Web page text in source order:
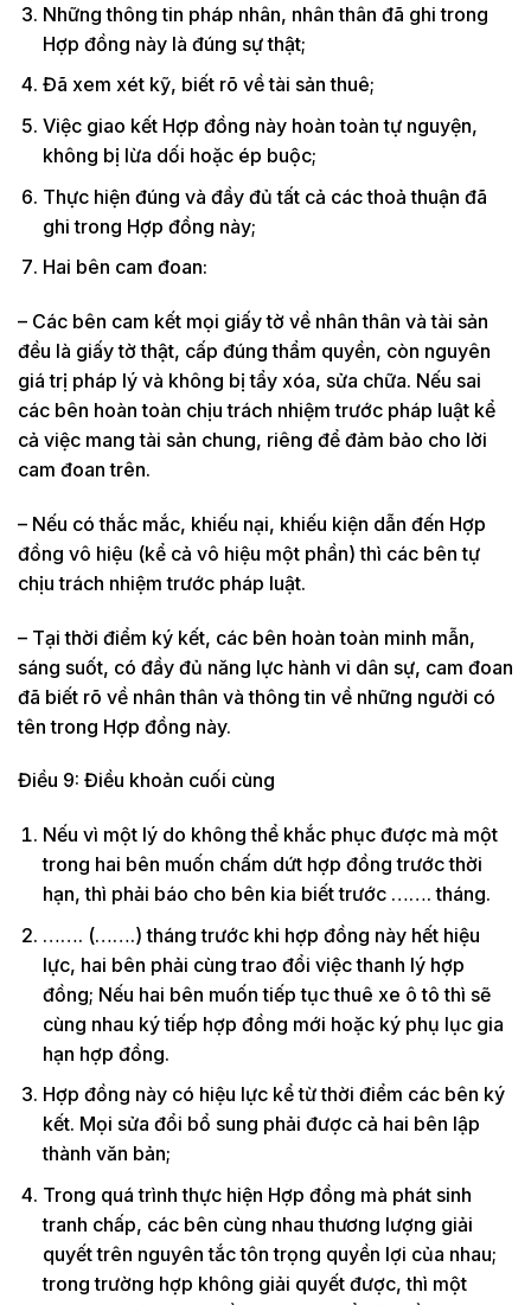
Những thông tin pháp nhân, nhân thân đã ghi trong
Hợp đồng này là đúng sự thật;
Đã xem xét kỹ, biết rõ về tài sản thuê;
Việc giao kết Hợp đồng này hoàn toàn tự nguyện,
không bị lừa dối hoặc ép buộc;
Thực hiện đúng và đầy đủ tất cả các thoả thuận đã
ghi trong Hợp đồng này;
Hai bên cam đoan:
– Các bên cam kết mọi giấy tờ về nhân thân và tài sản
đều là giấy tờ thật, cấp đúng thẩm quyền, còn nguyên
giá trị pháp lý và không bị tẩy xóa, sửa chữa. Nếu sai
các bên hoàn toàn chịu trách nhiệm trước pháp luật kể
cả việc mang tài sản chung, riêng để đảm bảo cho lời
cam đoan trên.
– Nếu có thắc mắc, khiếu nại, khiếu kiện dẫn đến Hợp
đồng vô hiệu (kể cả vô hiệu một phần) thì các bên tự
chịu trách nhiệm trước pháp luật.
– Tại thời điểm ký kết, các bên hoàn toàn minh mẫn,
sáng suốt, có đầy đủ năng lực hành vi dân sự, cam đoan
đã biết rõ về nhân thân và thông tin về những người có
tên trong Hợp đồng này.
Điều 9: Điều khoản cuối cùng
Nếu vì một lý do không thể khắc phục được mà một
trong hai bên muốn chấm dứt hợp đồng trước thời
hạn, thì phải báo cho bên kia biết trước ……. tháng.
……. (…….) tháng trước khi hợp đồng này hết hiệu
lực, hai bên phải cùng trao đổi việc thanh lý hợp
đồng; Nếu hai bên muốn tiếp tục thuê xe ô tô thì sẽ
cùng nhau ký tiếp hợp đồng mới hoặc ký phụ lục gia
hạn hợp đồng.
Hợp đồng này có hiệu lực kể từ thời điểm các bên ký
kết. Mọi sửa đổi bổ sung phải được cả hai bên lập
thành văn bản;
Trong quá trình thực hiện Hợp đồng mà phát sinh
tranh chấp, các bên cùng nhau thương lượng giải
quyết trên nguyên tắc tôn trọng quyền lợi của nhau;
trong trường hợp không giải quyết được, thì một